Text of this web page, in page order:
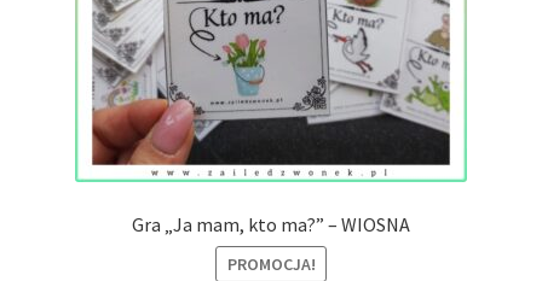
Gra „Ja mam, kto ma?” – WIOSNA
PROMOCJA!